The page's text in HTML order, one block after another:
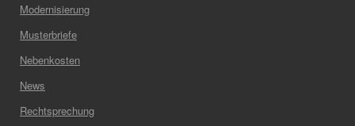
Modernisierung
Musterbriefe
Nebenkosten
News
Rechtsprechung